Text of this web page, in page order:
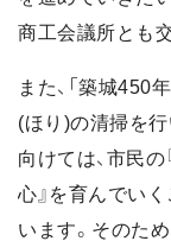
商工会議所とも
また、「築城450
(ほり)の清掃を行
向けては、市民の
心』を育んでい
います。そのた